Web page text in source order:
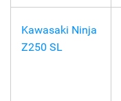
Kawasaki Ninja
Z250 SL